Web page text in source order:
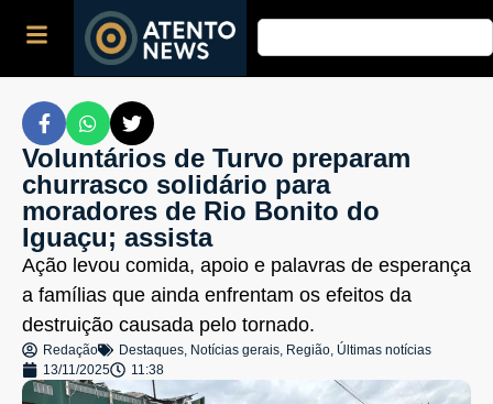
Voluntários de Turvo preparam
churrasco solidário para
moradores de Rio Bonito do
Iguaçu; assista
Ação levou comida, apoio e palavras de esperança
a famílias que ainda enfrentam os efeitos da
destruição causada pelo tornado.
Redação Destaques, Notícias gerais, Região, Últimas notícias
13/11/2025
11:38